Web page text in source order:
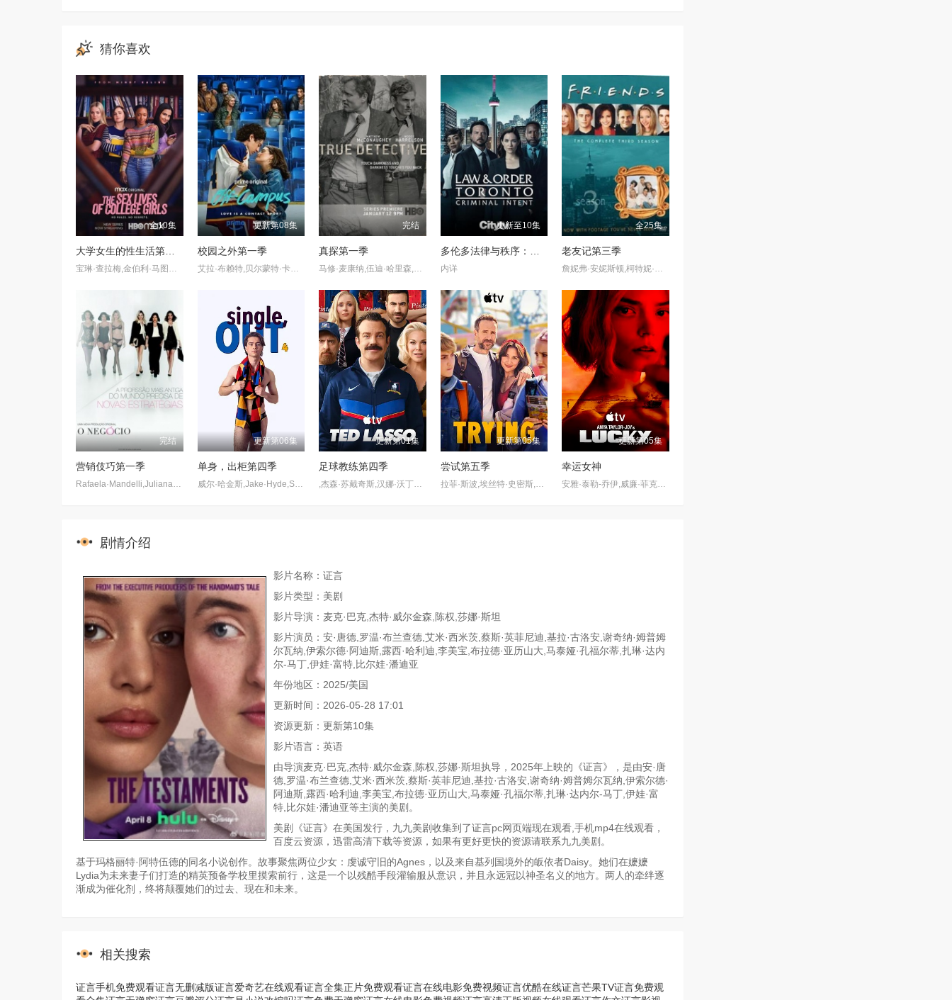
猜你喜欢
全10集
大学女生的性生活第一季
宝琳·查拉梅,金伯利·马图拉,米多莉·弗朗西斯,劳伦·斯宾瑟,史蒂芬·瓜里诺,卡维·拉德尼尔,马特·马洛伊,嘉文·莱特伍德,肯尼迪·利·斯洛克姆,马修·戈尔德,莱西·哈特塞尔,罗布·许贝尔,莱克斯·金,佩吉·陆,雪莉·谢波德,妮可·沙利文,吉利安·阿美娜特
更新第08集
校园之外第一季
艾拉·布赖特,贝尔蒙特·卡梅利,史蒂夫·豪威,杰伦·托马斯·
完结
真探第一季
马修·麦康纳,伍迪·哈里森,布鲁斯·埃利奥特,米歇尔·莫纳汉,托利·基特尔斯,迈克尔·波茨,埃里克·普莱斯,麦迪逊·沃尔夫,J·D·埃弗摩尔,丹娜·格瑞尔,乔·克里斯特,亚历珊德拉·达达里奥
更新至10集
多伦多法律与秩序：犯罪倾向
内详
全25集
老友记第三季
詹妮弗·安妮斯顿,柯特妮·考克斯,丽莎·库卓,马特·勒布朗,马修·派瑞,大卫·休默
完结
营销伎巧第一季
更新第06集
单身，出柜第四季
威尔·哈金斯,Jake·Hyde,Steven·Christou
更新第01集
足球教练第四季
更新第05集
尝试第五季
更新第05集
幸运女神
剧情介绍
影片名称：证言
影片类型：美剧
影片导演：麦克·巴克,杰特·威尔金森,陈权,莎娜·斯坦
影片演员：安·唐德,罗温·布兰查德,艾米·西米茨,蔡斯·英菲尼迪,基拉·古洛安,谢奇纳·姆普姆
尔瓦纳,伊索尔德·阿迪斯,露西·哈利迪,李美宝,布拉德·亚历山大,马泰娅·孔福尔蒂,扎琳·达内
尔-马丁,伊娃·富特,比尔娃·潘迪亚
年份地区：2025/美国
更新时间：2026-05-28 17:01
资源更新：更新第10集
影片语言：英语
由导演麦克·巴克,杰特·威尔金森,陈权,莎娜·斯坦执导，2025年上映的《证言》，是由安·唐
德,罗温·布兰查德,艾米·西米茨,蔡斯·英菲尼迪,基拉·古洛安,谢奇纳·姆普姆尔瓦纳,伊索尔德·
阿迪斯,露西·哈利迪,李美宝,布拉德·亚历山大,马泰娅·孔福尔蒂,扎琳·达内尔-马丁,伊娃·富
特,比尔娃·潘迪亚等主演的美剧。
美剧《证言》在美国发行，九九美剧收集到了证言pc网页端现在观看,手机mp4在线观看，
百度云资源，迅雷高清下载等资源，如果有更好更快的资源请联系九九美剧。
基于玛格丽特·阿特伍德的同名小说创作。故事聚焦两位少女：虔诚守旧的Agnes，以及来自基列国境外的皈依者Daisy。她们在嬷嬷
Lydia为未来妻子们打造的精英预备学校里摸索前行，这是一个以残酷手段灌输服从意识，并且永远冠以神圣名义的地方。两人的牵绊逐
渐成为催化剂，终将颠覆她们的过去、现在和未来。
相关搜索
证言手机免费观看证言无删减版证言爱奇艺在线观看证言全集正片免费观看证言在线电影免费视频证言优酷在线证言芒果TV证言免费观